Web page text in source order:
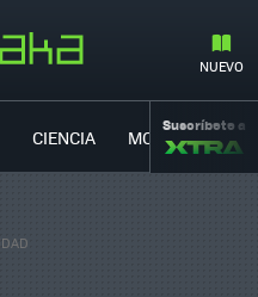
NUEVO
CIENCIA MOVILIDAD
Suscríbete a